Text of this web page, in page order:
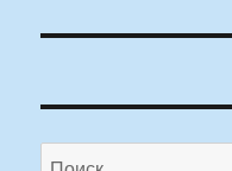
Искать: